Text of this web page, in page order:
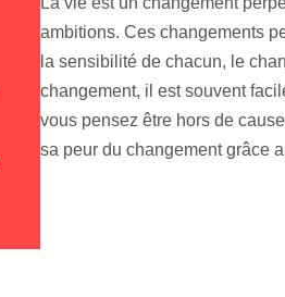
ambitions. Ces changements
la sensibilité de chacun, le
changement, il est souvent
vous pensez être hors de
sa peur du changement grâce